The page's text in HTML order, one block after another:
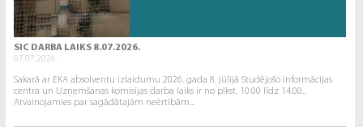
SIC DARBA LAIKS 8.07.2026.
07.07.2026.
Sakarā ar EKA absolventu izlaidumu 2026. gada 8. jūlijā Studējošo informācijas
centra un Uzņemšanas komisijas darba laiks ir no plkst. 10.00 līdz 14.00..
Atvainojamies par sagādātajām neērtībām...